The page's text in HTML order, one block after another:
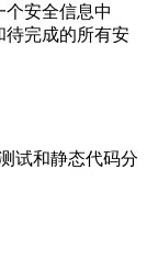
个安全信息中
待完成的所有安
试和静态代码分